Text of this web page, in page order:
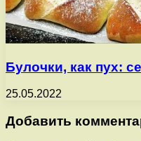
Булочки, как пух:
25.05.2022
Добавить